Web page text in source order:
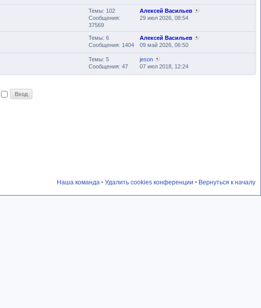
Темы: 102
Сообщения:
37569
Алексей Васильев
29 июл 2026, 08:54
Темы: 6
Сообщения: 1404
Алексей Васильев
09 май 2026, 06:50
Темы: 5
Сообщения: 47
jeson
07 июл 2018, 12:24
• Вернуться к началу
• Удалить cookies конференции
Наша команда